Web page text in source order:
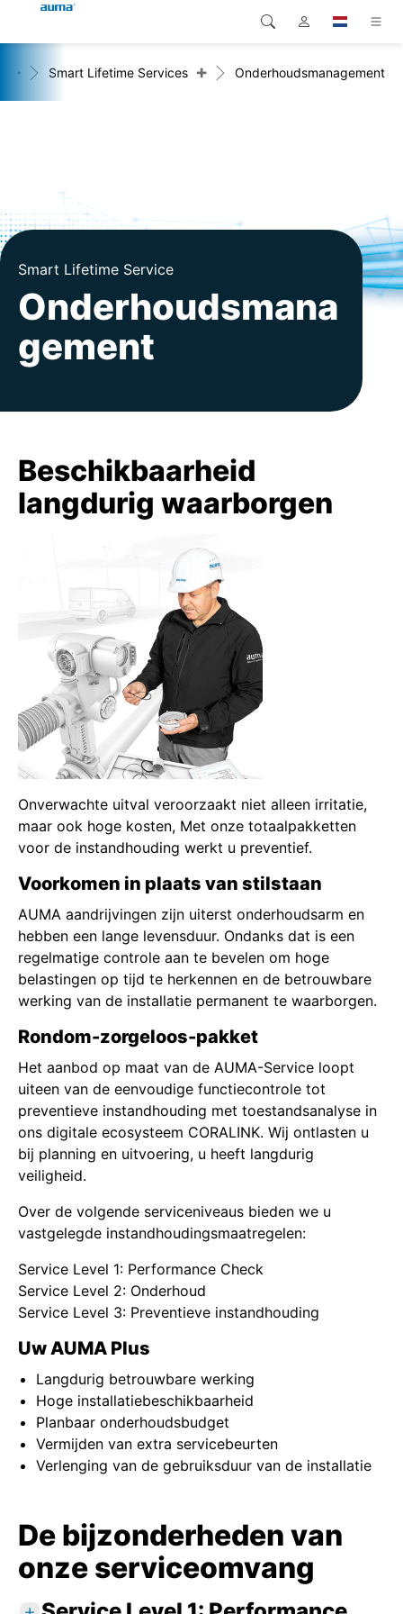
Producten
Service
Bedrijf
Contact
Global
Noord-Amerika
Zoekopdracht
+ Smart Lifetime Services + Onderhoudsmanagement
Smart Lifetime Service
Onderhoudsmana
gement
Beschikbaarheid
langdurig waarborgen
Onverwachte uitval veroorzaakt niet alleen irritatie,
maar ook hoge kosten, Met onze totaalpakketten
voor de instandhouding werkt u preventief.
Voorkomen in plaats van stilstaan
AUMA aandrijvingen zijn uiterst onderhoudsarm en
hebben een lange levensduur. Ondanks dat is een
regelmatige controle aan te bevelen om hoge
belastingen op tijd te herkennen en de betrouwbare
werking van de installatie permanent te waarborgen.
Rondom-zorgeloos-pakket
Het aanbod op maat van de AUMA-Service loopt
uiteen van de eenvoudige functiecontrole tot
preventieve instandhouding met toestandsanalyse in
ons digitale ecosysteem CORALINK. Wij ontlasten u
bij planning en uitvoering, u heeft langdurig
veiligheid.
Over de volgende serviceniveaus bieden we u
vastgelegde instandhoudingsmaatregelen:
Service Level 1: Performance Check
Service Level 2: Onderhoud
Service Level 3: Preventieve instandhouding
Uw AUMA Plus
Langdurig betrouwbare werking
Hoge installatiebeschikbaarheid
Planbaar onderhoudsbudget
Vermijden van extra servicebeurten
Verlenging van de gebruiksduur van de installatie
De bijzonderheden van
onze serviceomvang